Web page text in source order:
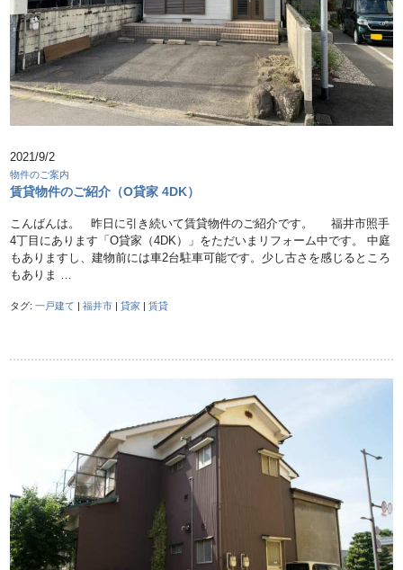
2021/9/2
物件のご案内
賃貸物件のご紹介（O貸家 4DK）
こんばんは。 昨日に引き続いて賃貸物件のご紹介です。 福井市照手
4丁目にあります「O貸家（4DK）」をただいまリフォーム中です。 中庭
もありますし、建物前には車2台駐車可能です。少し古さを感じるところ
もありま …
タグ:一戸建て |福井市 |貸家 |賃貸